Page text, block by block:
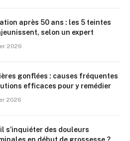
après 50 ans : les 5 teintes
selon un expert
2026
gonflées : causes fréquentes
efficaces pour y remédier
2026
s’inquiéter des douleurs
en début de grossesse ?